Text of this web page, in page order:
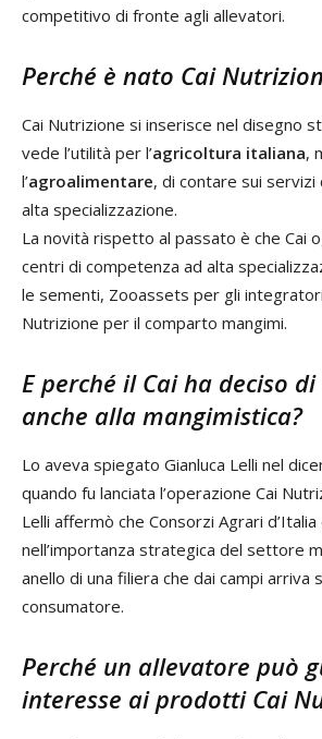
competitivo di fronte agli allevatori.
Perché è nato Cai
Cai Nutrizione si inserisce nel disegno
vede l’utilità per l’agricoltura italiana,
l’agroalimentare, di contare sui servizi
alta specializzazione.
La novità rispetto al passato è che Cai
centri di competenza ad alta
le sementi, Zooassets per gli
Nutrizione per il comparto mangimi.
E perché il Cai ha deciso
anche alla mangimistica?
Lo aveva spiegato Gianluca Lelli nel
quando fu lanciata l’operazione Cai
Lelli affermò che Consorzi Agrari
nell’importanza strategica del settore
anello di una filiera che dai campi arriva
consumatore.
Perché un allevatore può
interesse ai prodotti Cai